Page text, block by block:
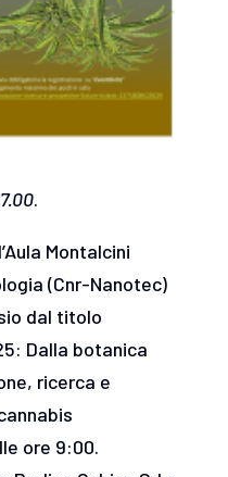
.
Montalcini
(Cnr-Nanotec)
dal titolo
Dalla botanica
ricerca e
ore 9:00.